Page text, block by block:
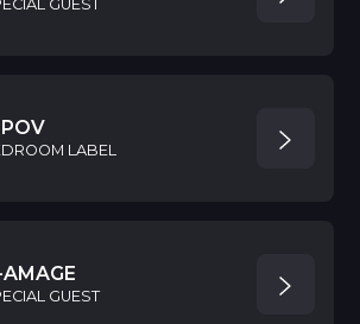
GUEST
LABEL
GUEST